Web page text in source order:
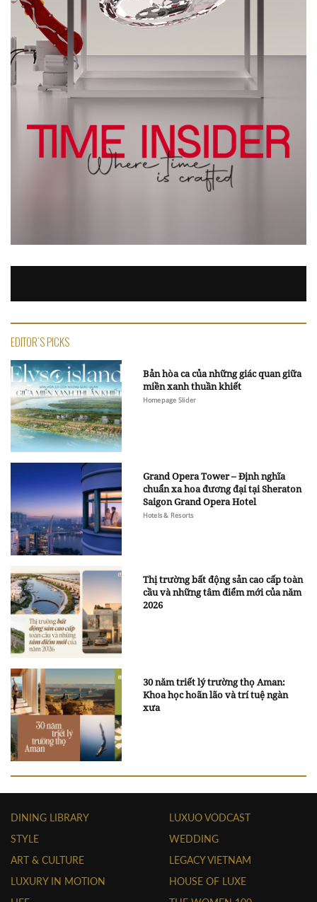
EDITOR'S PICKS
Bản hòa ca của những giác quan giữa
miền xanh thuần khiết
Homepage Slider
Grand Opera Tower – Định nghĩa
chuẩn xa hoa đương đại tại Sheraton
Saigon Grand Opera Hotel
Hotels & Resorts
Thị trường bất động sản cao cấp toàn
cầu và những tâm điểm mới của năm
2026
30 năm triết lý trường thọ Aman:
Khoa học hoãn lão và trí tuệ ngàn
xưa
DINING LIBRARY
STYLE
ART & CULTURE
LUXURY IN MOTION
LUXUO VODCAST
WEDDING
LEGACY VIETNAM
HOUSE OF LUXE